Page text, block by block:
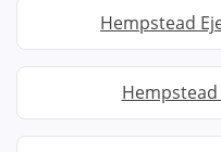
Hempstead